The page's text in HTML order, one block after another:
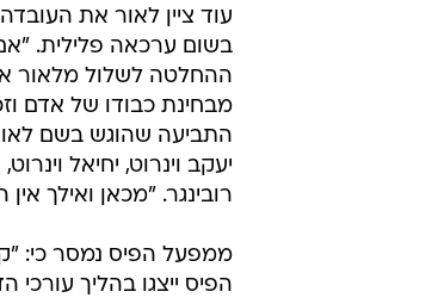
עוד ציין לאור את
בשום ערכאה פלילית.
ההחלטה לשלול מלאור
מבחינת כבודו של אדם
התביעה שהוגש בשם
יעקב וינרוט, יחיאל
רובינגר. "מכאן ואילך
ממפעל הפיס נמסר כי:
הפיס ייצגו בהליך עורכי